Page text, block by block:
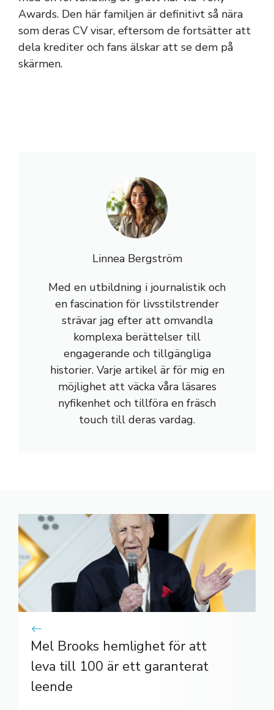
Awards. Den här familjen är definitivt så nära
som deras CV visar, eftersom de fortsätter att
dela krediter och fans älskar att se dem på
skärmen.
Linnea Bergström
Med en utbildning i journalistik och
en fascination för livsstilstrender
strävar jag efter att omvandla
komplexa berättelser till
engagerande och tillgängliga
historier. Varje artikel är för mig en
möjlighet att väcka våra läsares
nyfikenhet och tillföra en fräsch
touch till deras vardag.
Mel Brooks hemlighet för att
leva till 100 är ett garanterat
leende